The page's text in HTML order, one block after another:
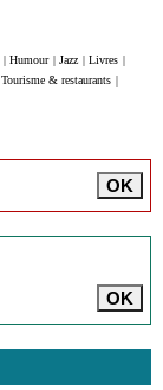
Humour Jazz Livres
Tourisme & restaurants